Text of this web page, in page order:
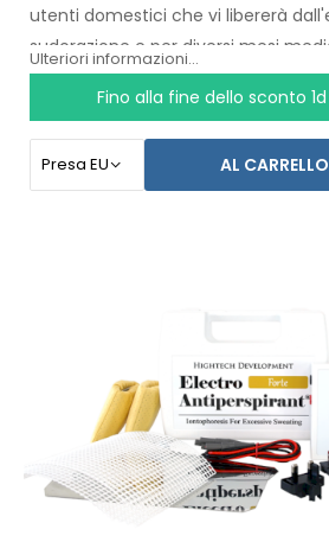
utenti domestici che vi libererà
sudorazione e per diversi mesi
applicazione. All'inizio della terapia
parte del corpo volete eliminare
ed il computer incorporato farà
rivoluzionaria tecnologia ad
soluzione definitiva ed economica
(pacchetto base). Con adattatori
curata con successo ed a lungo
sudorazione della testa, della
schiena, dei glutei, del torace e di
Garanzia di rimborso in caso di
Ulteriori informazioni...
Fino alla fine dello sconto
AL CARRELLO